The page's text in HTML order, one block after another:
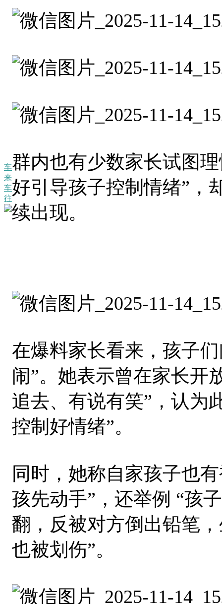
车
来
车
往
群内也有少数家长试图
好引导孩子控制情绪”，
续出现。
在爆料家长看来，孩子
闹”。她表示曾在家长开
追去、有说有笑”，认为
控制好情绪”。
同时，她称自家孩子也
孩先动手”，还举例 “孩
翻，反被对方倒出铅笔
也被划伤”。